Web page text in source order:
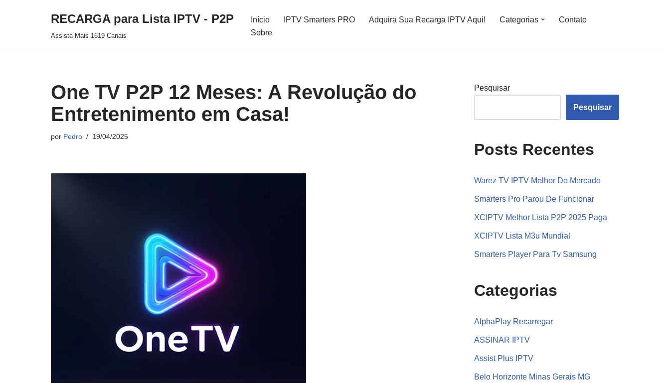
RECARGA para Lista IPTV - P2P
Assista Mais 1619 Canais
Início IPTV Smarters PRO Adquira Sua Recarga IPTV Aqui! Categorias
Contato
Sobre
One TV P2P 12 Meses: A Revolução do
Entretenimento em Casa!
por Pedro 19/04/2025
Pesquisar
Pesquisar
Posts Recentes
Warez TV IPTV Melhor Do Mercado
Smarters Pro Parou De Funcionar
XCIPTV Melhor Lista P2P 2025 Paga
XCIPTV Lista M3u Mundial
Smarters Player Para Tv Samsung
Categorias
AlphaPlay Recarregar
ASSINAR IPTV
Assist Plus IPTV
Belo Horizonte Minas Gerais MG